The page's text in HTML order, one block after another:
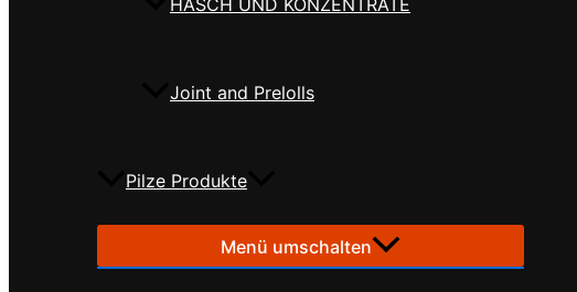
HASCH UND KONZENTRATE
Joint and Prelolls
Pilze Produkte
Menü umschalten